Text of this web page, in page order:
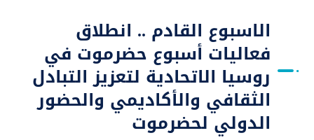
الاسبوع القادم .. انطلاق
فعاليات أسبوع حضرموت في
روسيا الاتحادية لتعزيز التبادل
الثقافي والأكاديمي والحضور
الدولي لحضرموت